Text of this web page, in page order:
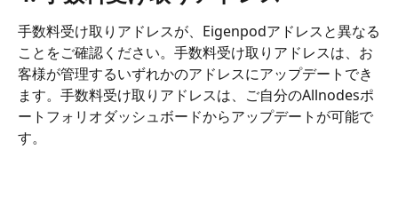
手数料受け取りアドレスが、Eigenpodアドレスと異なる
ことをご確認ください。手数料受け取りアドレスは、お
客様が管理するいずれかのアドレスにアップデートでき
ます。手数料受け取りアドレスは、ご自分のAllnodesポ
ートフォリオダッシュボードからアップデートが可能で
す。